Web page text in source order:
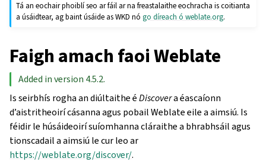
Tá an eochair phoiblí seo ar fáil ar na freastalaithe eochracha is coitianta
a úsáidtear, ag baint úsáide as WKD nógo díreach ó weblate.org.
Faigh amach faoi Weblate
Added in version 4.5.2.
Is seirbhís rogha an diúltaithe éDiscovera éascaíonn
d’aistritheoirí cásanna agus pobail Weblate eile a aimsiú. Is
féidir le húsáideoirí suíomhanna cláraithe a bhrabhsáil agus
tionscadail a aimsiú le cur leo ar
https://weblate.org/discover/.